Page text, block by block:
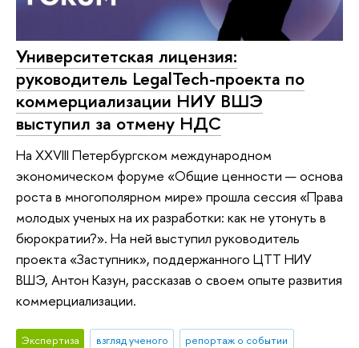
Университетская лицензия:
руководитель LegalTech-проекта по
коммерциализации НИУ ВШЭ
выступил за отмену НДС
На XXVIII Петербургском международном
экономическом форуме «Общие ценности — основа
роста в многополярном мире» прошла сессия «Права
молодых ученых на их разработки: как не утонуть в
бюрократии?». На ней выступил руководитель
проекта «Заступник», поддержанного ЦТТ НИУ
ВШЭ, Антон Казун, рассказав о своем опыте развития
коммерциализации.
Экспертиза взгляд ученого
репортаж о событии